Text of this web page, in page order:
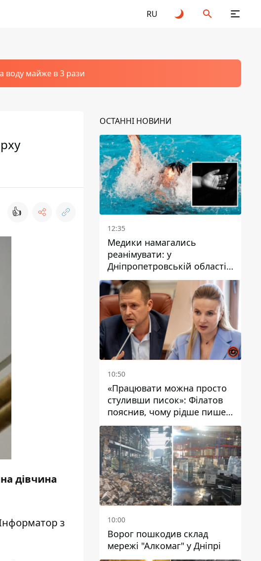
RU
воду майже в 3 рази
👍
дівчина
з
ОСТАННІ НОВИНИ
12:35
Медики намагались
реанімувати: у
Дніпропетровській області
дворічний хлопчик потонув
у басейні
10:50
«Працювати можна просто
стуливши писок»: Філатов
пояснив, чому рідше пише у
соцмережах та
розкритикував медійність
чиновників
10:00
Ворог пошкодив склад
мережі "Алкомаг" у Дніпрі